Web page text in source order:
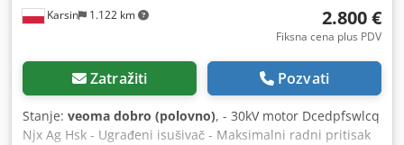
Karsin 1.122 km 2.800 €
Fiksna cena plus PDV
Zatražiti Pozvati
Stanje: veoma dobro (polovno), - 30kV motor Dcedpfswlcq
Njx Ag Hsk - Ugrađeni isušivač - Maksimalni radni pritisak